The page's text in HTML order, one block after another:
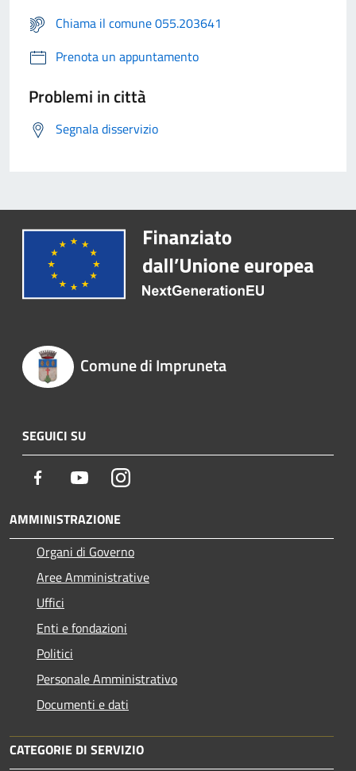
Chiama il comune 055.203641
Prenota un appuntamento
Problemi in città
Segnala disservizio
Comune di Impruneta
SEGUICI SU
Facebook YoutubeInstagram
AMMINISTRAZIONE
Organi di Governo
Aree Amministrative
Uffici
Enti e fondazioni
Politici
Personale Amministrativo
Documenti e dati
CATEGORIE DI SERVIZIO